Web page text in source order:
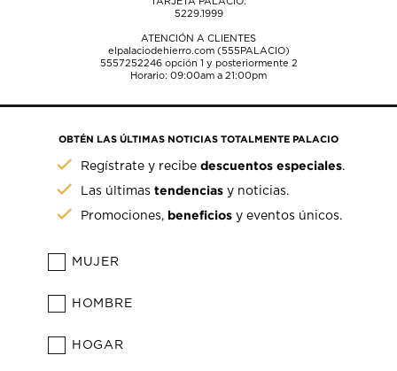
5229.1999
ATENCIÓN A CLIENTES
elpalaciodehierro.com (555PALACIO)
5557252246opción 1 y posteriormente 2
Horario: 09:00am a 21:00pm
OBTÉN LAS ÚLTIMAS NOTICIAS TOTALMENTE PALACIO
Regístrate y recibedescuentos especiales.
Las últimastendencias y noticias.
Promociones, beneficios y eventos únicos.
MUJER
HOMBRE
HOGAR